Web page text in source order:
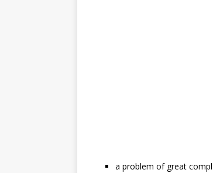
a problem of great